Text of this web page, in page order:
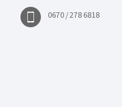
0670 / 278 6818